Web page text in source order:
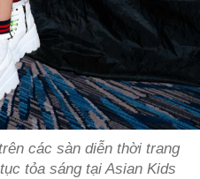
các sàn diễn thời trang
tỏa sáng tại Asian Kids